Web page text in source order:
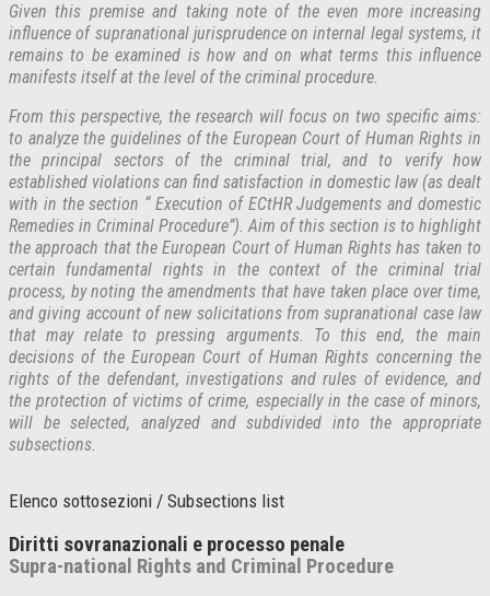
Given this premise and taking note of the even more increasing
influence of supranational jurisprudence on internal legal systems, it
remains to be examined is how and on what terms this influence
manifests itself at the level of the criminal procedure.
From this perspective, the research will focus on two specific aims:
to analyze the guidelines of the European Court of Human Rights in
the principal sectors of the criminal trial, and to verify how
established violations can find satisfaction in domestic law (as dealt
with in the section “ Execution of ECtHR Judgements and domestic
Remedies in Criminal Procedure”). Aim of this section is to highlight
the approach that the European Court of Human Rights has taken to
certain fundamental rights in the context of the criminal trial
process, by noting the amendments that have taken place over time,
and giving account of new solicitations from supranational case law
that may relate to pressing arguments. To this end, the main
decisions of the European Court of Human Rights concerning the
rights of the defendant, investigations and rules of evidence, and
the protection of victims of crime, especially in the case of minors,
will be selected, analyzed and subdivided into the appropriate
subsections.
Elenco sottosezioni / Subsections list
Diritti sovranazionali e processo penale
Supra-national Rights and Criminal Procedure